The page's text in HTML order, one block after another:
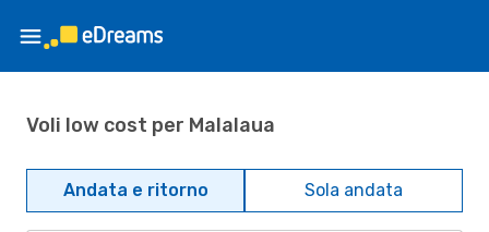
Voli low cost per Malalaua
Andata e ritorno Sola andata